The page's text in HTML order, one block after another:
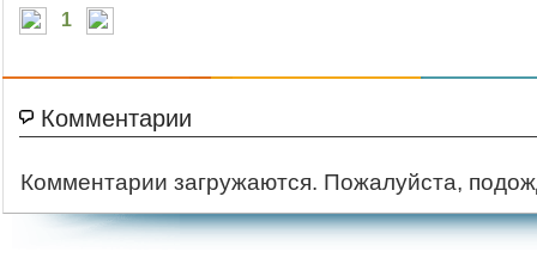
1
Комментарии
Комментарии загружаются. Пожалуйста,